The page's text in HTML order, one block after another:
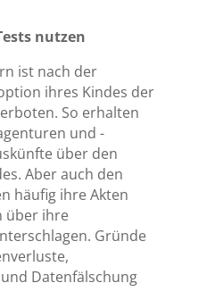
nutzen
ist nach der
ihres Kindes der
So erhalten
und -
über den
Aber auch den
häufig ihre Akten
über ihre
Gründe
Datenfälschung